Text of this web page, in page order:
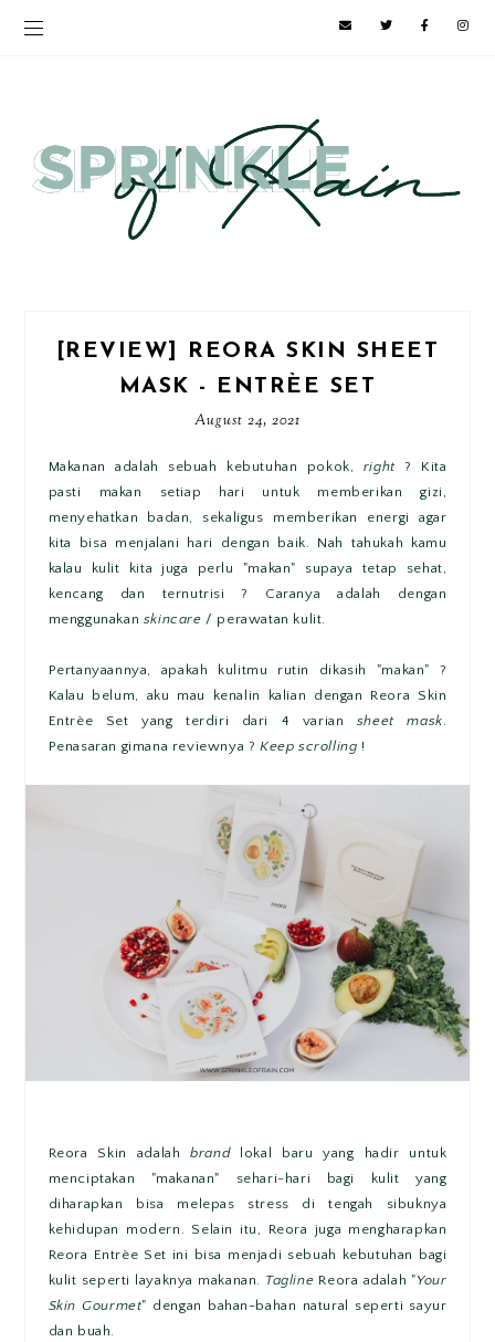
[REVIEW] REORA SKIN SHEET
MASK - ENTRÈE SET
August 24, 2021
Makanan adalah sebuah kebutuhan pokok, right ? Kita
pasti makan setiap hari untuk memberikan gizi,
menyehatkan badan, sekaligus memberikan energi agar
kita bisa menjalani hari dengan baik. Nah tahukah kamu
kalau kulit kita juga perlu "makan" supaya tetap sehat,
kencang dan ternutrisi ? Caranya adalah dengan
menggunakan skincare / perawatan kulit.
Pertanyaannya, apakah kulitmu rutin dikasih "makan" ?
Kalau belum, aku mau kenalin kalian dengan Reora Skin
Entrèe Set yang terdiri dari 4 varian sheet mask.
Penasaran gimana reviewnya ? Keep scrolling !
Reora Skin adalahbrandlokal baru yang hadir untuk
menciptakan "makanan" sehari-hari bagi kulit yang
diharapkan bisa melepas stress di tengah sibuknya
kehidupan modern. Selain itu, Reora juga mengharapkan
Reora Entrèe Set ini bisa menjadi sebuah kebutuhan bagi
kulit seperti layaknya makanan. Tagline Reora adalah "Your
Skin Gourmet" dengan bahan-bahan natural seperti sayur
dan buah.